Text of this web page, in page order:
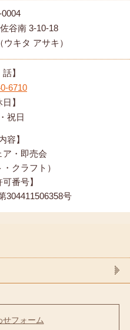
谷南 3-10-18
キタ アサキ）
】
6710
】
祝日
容】
ア・即売会
クラフト）
番号】
304411506358号
せフォーム